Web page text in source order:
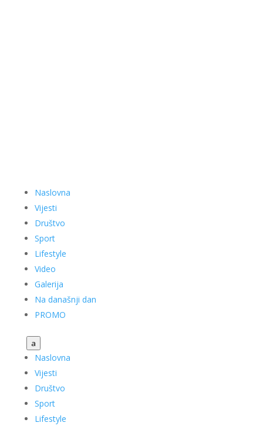
Naslovna
Vijesti
Društvo
Sport
Lifestyle
Video
Galerija
Na današnji dan
PROMO
a
Naslovna
Vijesti
Društvo
Sport
Lifestyle